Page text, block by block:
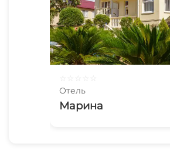
Отель
Марина